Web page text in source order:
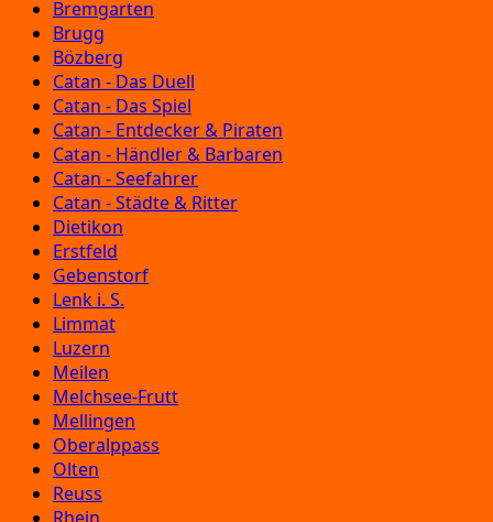
Bremgarten
Brugg
Bözberg
Catan - Das Duell
Catan - Das Spiel
Catan - Entdecker & Piraten
Catan - Händler & Barbaren
Catan - Seefahrer
Catan - Städte & Ritter
Dietikon
Erstfeld
Gebenstorf
Lenk i. S.
Limmat
Luzern
Meilen
Melchsee-Frutt
Mellingen
Oberalppass
Olten
Reuss